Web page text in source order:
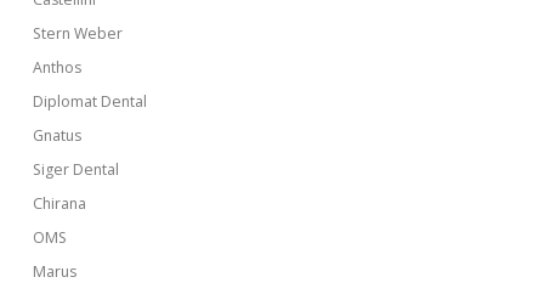
Stern Weber
Anthos
Diplomat Dental
Gnatus
Siger Dental
Chirana
OMS
Marus